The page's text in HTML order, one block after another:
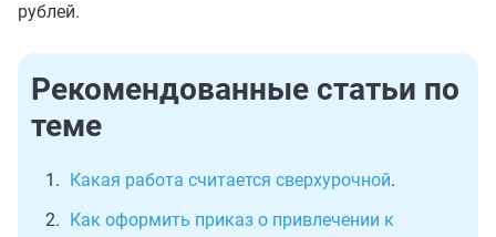
рублей.
Рекомендованные статьи по
теме
Какая работа считается сверхурочной.
Как оформить приказ о привлечении к